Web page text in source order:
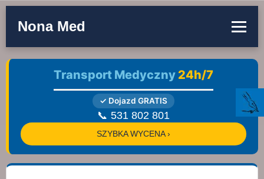
Nona Med
Transport Medyczny 24h/7
✓ Dojazd GRATIS
📞 531 802 801
SZYBKA WYCENA ›